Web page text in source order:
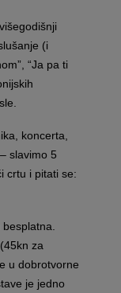
(i
“Ja pa ti
koncerta,
slavimo 5
crtu i pitati se:
za
u dobrotvorne
je jedno